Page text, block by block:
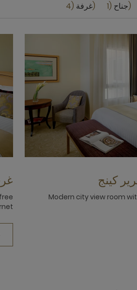
جناح 1 غرفة 4
كينج
Modern city view room